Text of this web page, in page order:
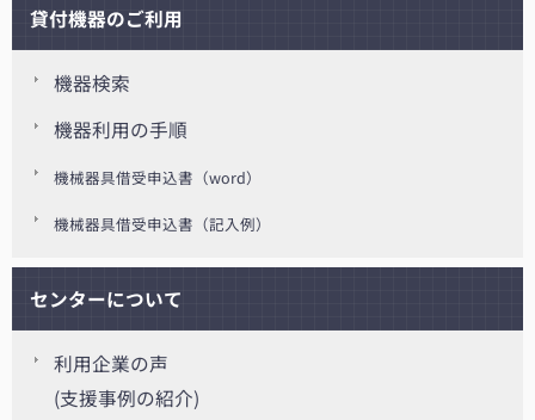
貸付機器のご利用
機器検索
機器利用の手順
機械器具借受申込書（word）
機械器具借受申込書（記入例）
センターについて
利用企業の声
(支援事例の紹介)